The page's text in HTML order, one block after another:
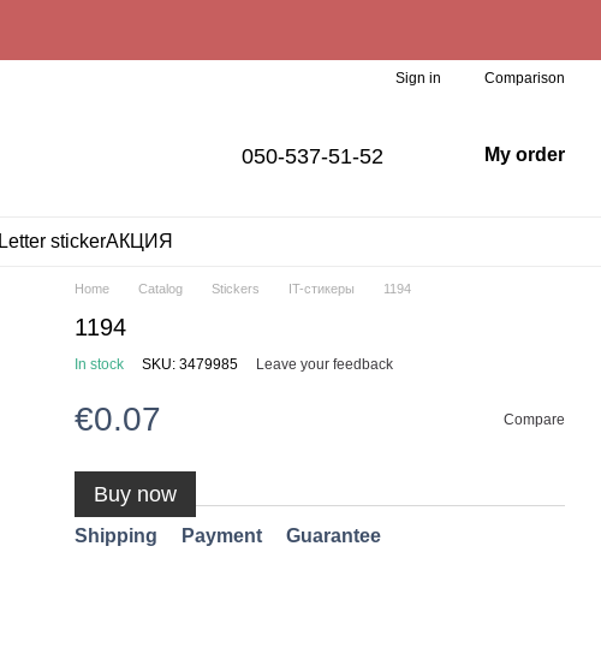
Sign in Comparison
050-537-51-52 My order
Letter stickerАКЦИЯ
Home Catalog Stickers IT-стикеры 1194
1194
In stock SKU: 3479985 Leave your feedback
€0.07 Compare
Buy now
Shipping Payment Guarantee